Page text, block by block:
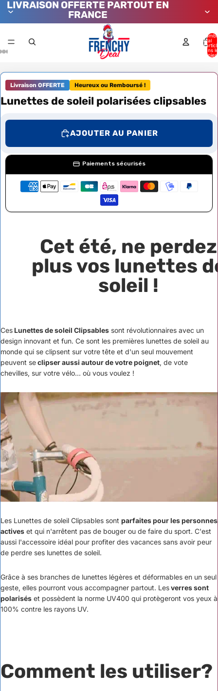
LIVRAISON OFFERTE PARTOUT EN
FRANCE
total
dans le
Livraison OFFERTE Heureux ou Remboursé !
Lunettes de soleil polarisées clipsables
AJOUTER AU PANIER
Paiements sécurisés
Cet été, ne perdez
plus vos lunettes
soleil !
Ces Lunettes de soleil Clipsables sont révolutionnaires avec un
design innovant et fun. Ce sont les premières lunettes de soleil au
monde qui se clipsent sur votre tête et d'un seul mouvement
peuvent seclipser aussi autour de votre poignet, de vote
chevilles, sur votre vélo... où vous voulez !
Les Lunettes de soleil Clipsables sont parfaites pour les personnes
actives et qui n'arrêtent pas de bouger ou de faire du sport. C'est
aussi l'accessoire idéal pour profiter des vacances sans avoir peur
de perdre ses lunettes de soleil.
Grâce à ses branches de lunettes légères et déformables en un seul
geste, elles pourront vous accompagner partout. Lesverres sont
polarisés et possèdent la norme UV400 qui protègeront vos yeux à
100% contre les rayons UV.
Comment les utiliser?